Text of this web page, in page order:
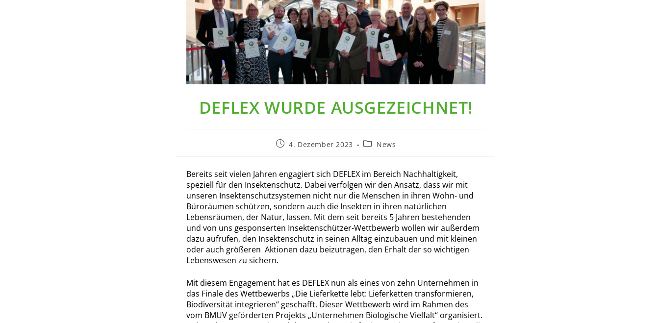
DEFLEX WURDE AUSGEZEICHNET!
Beitrag4. Dezember 2023
Beitrags-
News
Bereits seit vielen Jahren engagiert sich DEFLEX im Bereich Nachhaltigkeit,
speziell für den Insektenschutz. Dabei verfolgen wir den Ansatz, dass wir mit
unseren Insektenschutzsystemen nicht nur die Menschen in ihren Wohn- und
Büroräumen schützen, sondern auch die Insekten in ihren natürlichen
Lebensräumen, der Natur, lassen. Mit dem seit bereits 5 Jahren bestehenden
und von uns gesponserten Insektenschützer-Wettbewerb wollen wir außerdem
dazu aufrufen, den Insektenschutz in seinen Alltag einzubauen und mit kleinen
oder auch größeren Aktionen dazu beizutragen, den Erhalt der so wichtigen
Lebenswesen zu sichern.
Mit diesem Engagement hat es DEFLEX nun als eines von zehn Unternehmen in
das Finale des Wettbewerbs „Die Lieferkette lebt: Lieferketten transformieren,
Biodiversität integrieren“ geschafft. Dieser Wettbewerb wird im Rahmen des
vom BMUV geförderten Projekts „Unternehmen Biologische Vielfalt“ organisiert.